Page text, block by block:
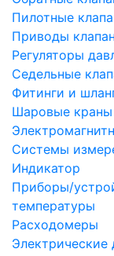
Пилотные
Приводы
Регуляторы
Седельные
Фитинги и
Шаровые краны
Системы
Индикатор
Приборы/
температуры
Расходомеры